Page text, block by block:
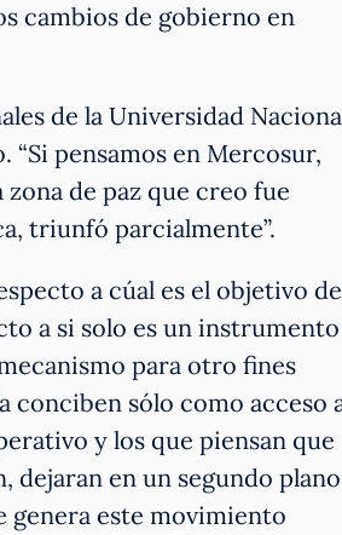
cambios de gobierno en
de la Universidad
pensamos en Mercosur,
de paz que creo fue
triunfó parcialmente”.
a cúal es el objetivo de
a si solo es un instrumento
para otro fines
conciben sólo como acceso
y los que piensan que
dejaran en un segundo plano
genera este movimiento